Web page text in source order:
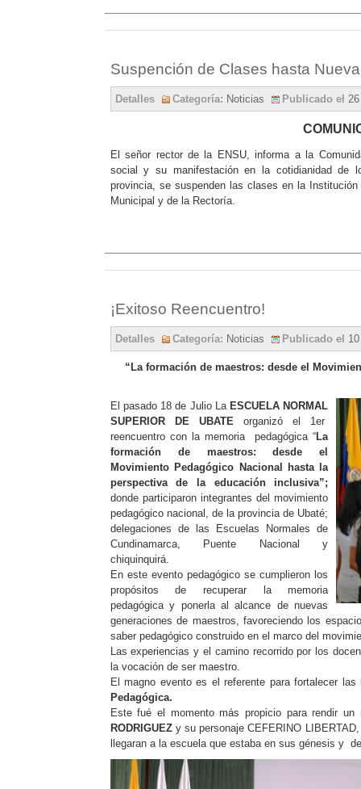
Suspención de Clases hasta
Detalles Categoría: Noticias Publicado el
El señor rector de la ENSU, informa a la
social y su manifestación en la cotidianidad de
provincia, se suspenden las clases en la
Municipal y de la Rectoría.
¡Exitoso Reencuentro!
Detalles Categoría: Noticias Publicado el
“ La formación de maestros: desde el
El pasado 18 de Julio La ESCUELA NORMAL
SUPERIOR DE UBATE organizó el 1er
reencuentro con la memoria pedagógica “ La
formación de maestros: desde el
Movimiento Pedagógico Nacional hasta la
perspectiva de la educación inclusiva”;
donde participaron integrantes del movimiento
pedagógico nacional, de la provincia de Ubaté;
delegaciones de las Escuelas Normales de
Cundinamarca, Puente Nacional y
chiquinquirá.
En este evento pedagógico se cumplieron los
propósitos de recuperar la memoria
pedagógica y ponerla al alcance de nuevas
generaciones de maestros, favoreciendo los
saber pedagógico construido en el marco del
Las experiencias y el camino recorrido por los
la vocación de ser maestro.
El magno evento es el referente para fortalecer
Pedagógica.
Este fué el momento más propicio para rendir
RODRIGUEZy su personaje CEFERINO
llegaran a la escuela que estaba en sus génesis y